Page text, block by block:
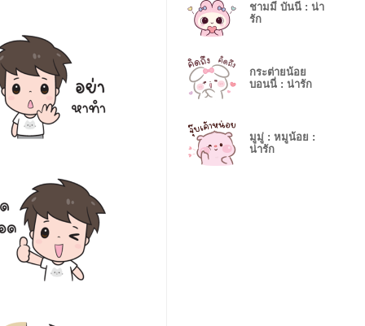
ชามมี่ บันนี่ : น่า
รัก
กระต่ายน้อย
บอนนี่ : น่ารัก
มูมู่ : หมูน้อย :
น่ารัก